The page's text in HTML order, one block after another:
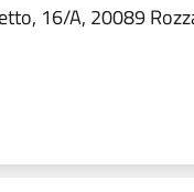
16/A, 20089